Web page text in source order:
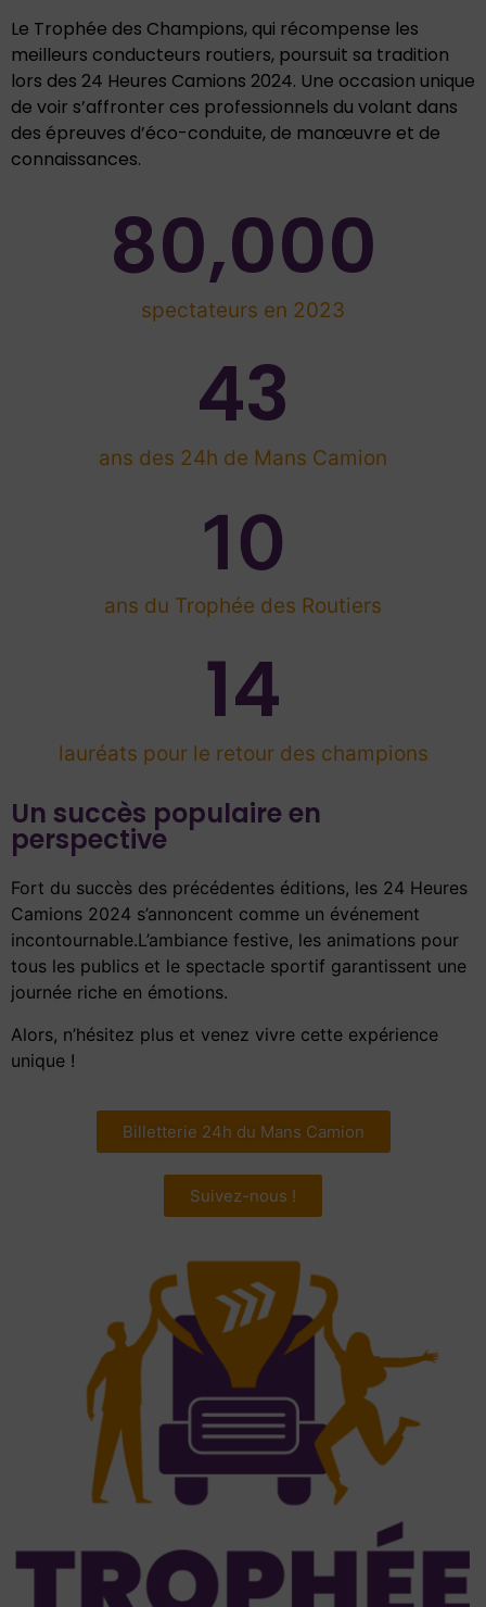
Le Trophée des Champions, qui récompense les
meilleurs conducteurs routiers, poursuit sa tradition
lors des 24 Heures Camions 2024. Une occasion unique
de voir s’affronter ces professionnels du volant dans
des épreuves d’éco-conduite, de manœuvre et de
connaissances.
spectateurs en 2023
80,000
ans des 24h de Mans Camion
43
ans du Trophée des Routiers
10
lauréats pour le retour des champions
14
Un succès populaire en
perspective
Fort du succès des précédentes éditions, les 24 Heures
Camions 2024 s’annoncent comme un événement
incontournable.L’ambiance festive, les animations pour
tous les publics et le spectacle sportif garantissent une
journée riche en émotions.
Alors, n’hésitez plus et venez vivre cette expérience
unique !
Billetterie 24h du Mans Camion
Suivez-nous !